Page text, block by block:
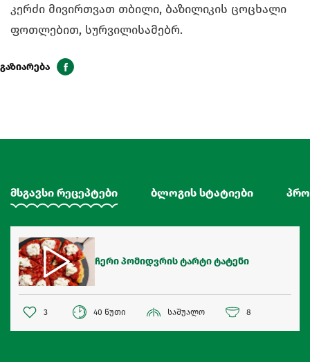
კერძი მივირთვათ თბილი, ბაზილიკის ცოცხალი
ფოთლებით, სურვილისამებრ.
გაზიარება
მსგავსი რეცეპტები ბლოგის სტატიები
ჩერი პომიდვრის ტარტი ტატენი
3 40 წუთი საშუალო 8